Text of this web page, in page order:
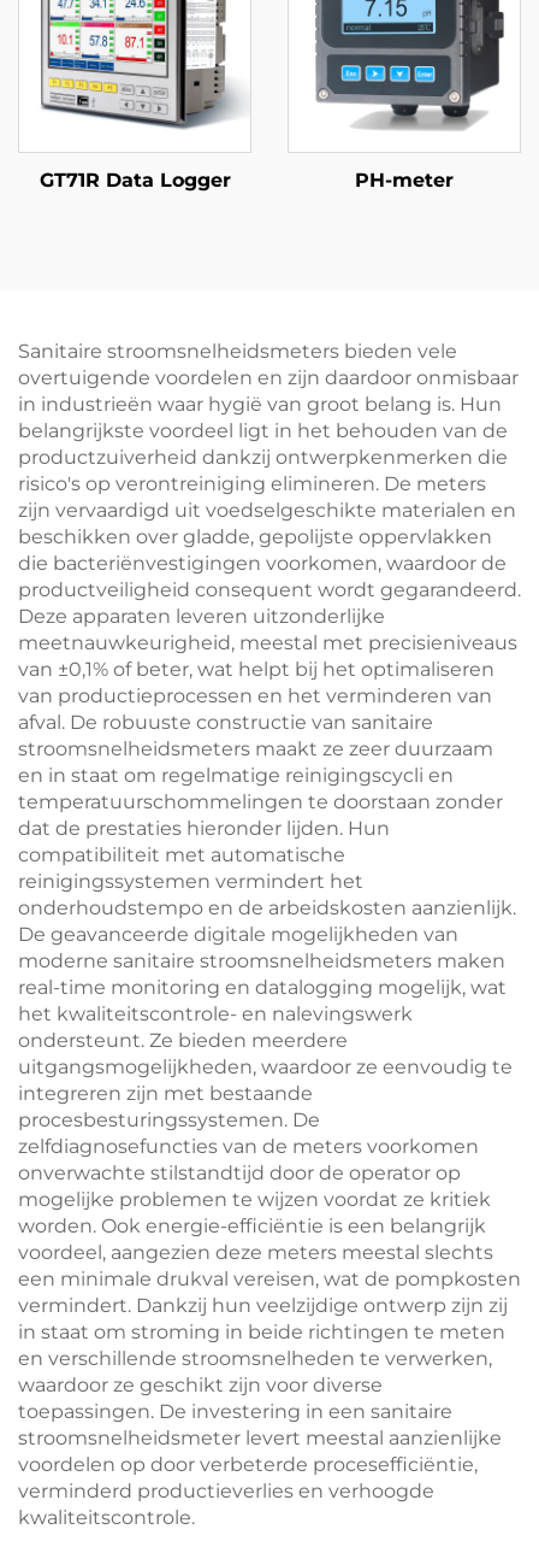
GT71R Data Logger PH-meter
Sanitaire stroomsnelheidsmeters bieden vele
overtuigende voordelen en zijn daardoor onmisbaar
in industrieën waar hygië van groot belang is. Hun
belangrijkste voordeel ligt in het behouden van de
productzuiverheid dankzij ontwerpkenmerken die
risico's op verontreiniging elimineren. De meters
zijn vervaardigd uit voedselgeschikte materialen en
beschikken over gladde, gepolijste oppervlakken
die bacteriënvestigingen voorkomen, waardoor de
productveiligheid consequent wordt gegarandeerd.
Deze apparaten leveren uitzonderlijke
meetnauwkeurigheid, meestal met precisieniveaus
van ±0,1% of beter, wat helpt bij het optimaliseren
van productieprocessen en het verminderen van
afval. De robuuste constructie van sanitaire
stroomsnelheidsmeters maakt ze zeer duurzaam
en in staat om regelmatige reinigingscycli en
temperatuurschommelingen te doorstaan zonder
dat de prestaties hieronder lijden. Hun
compatibiliteit met automatische
reinigingssystemen vermindert het
onderhoudstempo en de arbeidskosten aanzienlijk.
De geavanceerde digitale mogelijkheden van
moderne sanitaire stroomsnelheidsmeters maken
real-time monitoring en datalogging mogelijk, wat
het kwaliteitscontrole- en nalevingswerk
ondersteunt. Ze bieden meerdere
uitgangsmogelijkheden, waardoor ze eenvoudig te
integreren zijn met bestaande
procesbesturingssystemen. De
zelfdiagnosefuncties van de meters voorkomen
onverwachte stilstandtijd door de operator op
mogelijke problemen te wijzen voordat ze kritiek
worden. Ook energie-efficiëntie is een belangrijk
voordeel, aangezien deze meters meestal slechts
een minimale drukval vereisen, wat de pompkosten
vermindert. Dankzij hun veelzijdige ontwerp zijn zij
in staat om stroming in beide richtingen te meten
en verschillende stroomsnelheden te verwerken,
waardoor ze geschikt zijn voor diverse
toepassingen. De investering in een sanitaire
stroomsnelheidsmeter levert meestal aanzienlijke
voordelen op door verbeterde procesefficiëntie,
verminderd productieverlies en verhoogde
kwaliteitscontrole.